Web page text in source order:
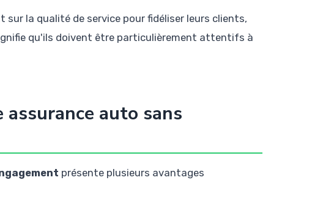
la qualité de service pour fidéliser leurs clients,
qu'ils doivent être particulièrement attentifs à
auto sans
présente plusieurs avantages